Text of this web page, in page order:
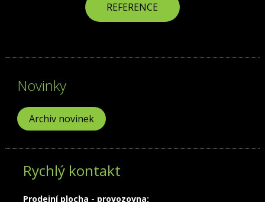
REFERENCE
Novinky
Archiv novinek
Rychlý kontakt
Prodejní plocha - provozovna: